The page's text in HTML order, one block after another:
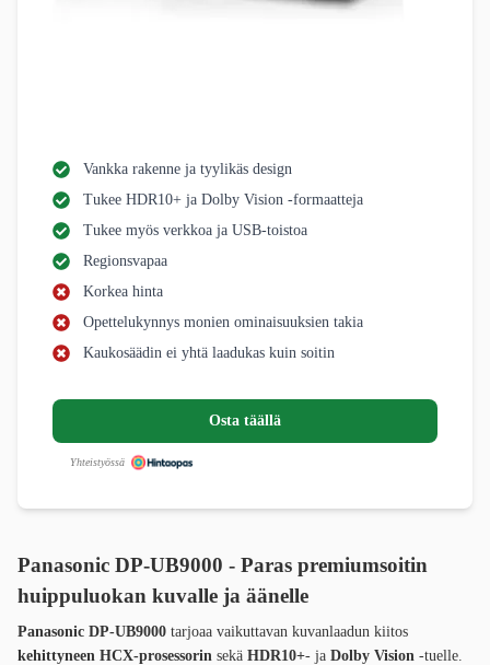
Vankka rakenne ja tyylikäs design
Tukee HDR10+ ja Dolby Vision -formaatteja
Tukee myös verkkoa ja USB-toistoa
Regionsvapaa
Korkea hinta
Opettelukynnys monien ominaisuuksien takia
Kaukosäädin ei yhtä laadukas kuin soitin
Osta täällä
Yhteistyössä
Panasonic DP-UB9000 - Paras premiumsoitin
huippuluokan kuvalle ja äänelle
Panasonic DP-UB9000 tarjoaa vaikuttavan kuvanlaadun kiitos
kehittyneen HCX-prosessorin sekä HDR10+- ja Dolby Vision -tuelle.